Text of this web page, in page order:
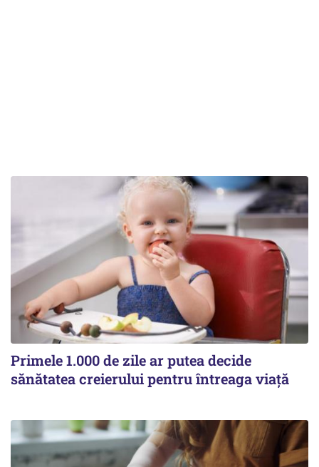
Primele 1.000 de zile ar putea decide
sănătatea creierului pentru întreaga viață